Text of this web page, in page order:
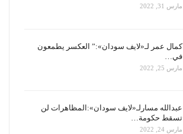
مارس 31, 2022
كمال عمر لـ«لايف سودان»:” العكسر يطمعون
في…
مارس 25, 2022
عبدالله مسارلـ«لايف سودان»:المظاهرات لن
تسقط حكومة…
مارس 24, 2022